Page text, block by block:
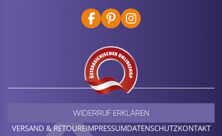
VERSAND & RETOUREIMPRESSUMDATENSCHUTZKONTAKT
WIDERRUF ERKLÄREN